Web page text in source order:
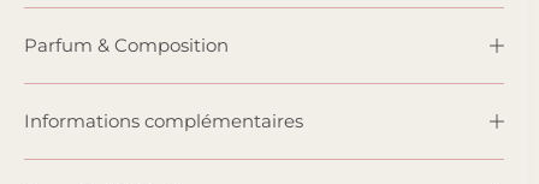
Parfum & Composition
Informations complémentaires